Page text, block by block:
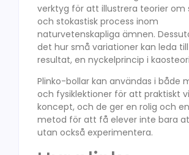
verktyg för att illustrera teorier om
och stokastisk process inom
naturvetenskapliga ämnen.
det hur små variationer kan leda
resultat, en nyckelprincip i
Plinko-bollar kan användas i både
och fysiklektioner för att praktiskt
koncept, och de ger en rolig och
metod för att få elever inte bara
utan också experimentera.